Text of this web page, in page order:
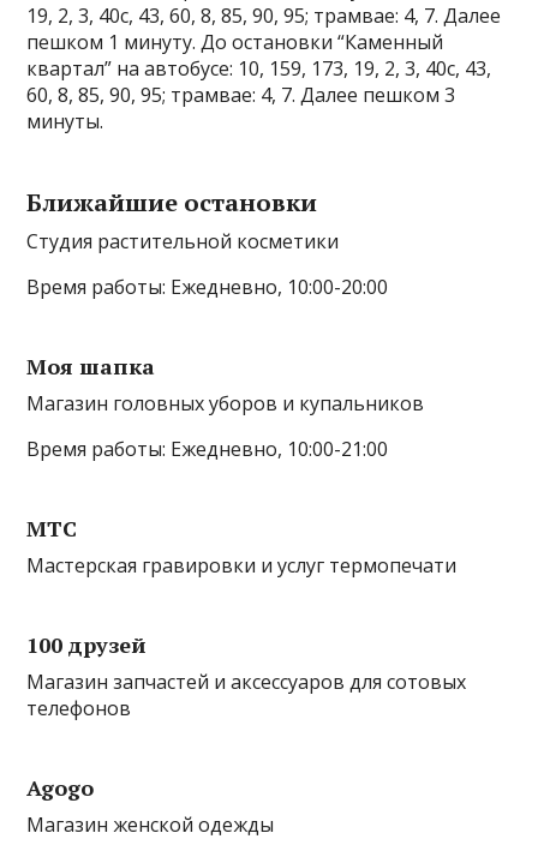
19, 2, 3, 40с, 43, 60, 8, 85, 90, 95; трамвае: 4, 7. Далее
пешком 1 минуту. До остановки “Каменный
квартал” на автобусе: 10, 159, 173, 19, 2, 3, 40с, 43,
60, 8, 85, 90, 95; трамвае: 4, 7. Далее пешком 3
минуты.
Ближайшие остановки
Студия растительной косметики
Время работы: Ежедневно, 10:00-20:00
Моя шапка
Магазин головных уборов и купальников
Время работы: Ежедневно, 10:00-21:00
МТС
Мастерская гравировки и услуг термопечати
100 друзей
Магазин запчастей и аксессуаров для сотовых
телефонов
Agogo
Магазин женской одежды